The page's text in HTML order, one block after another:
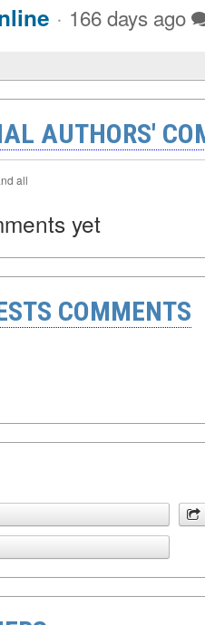
· 166 days ago
AUTHORS'
all
yet
COMMENTS